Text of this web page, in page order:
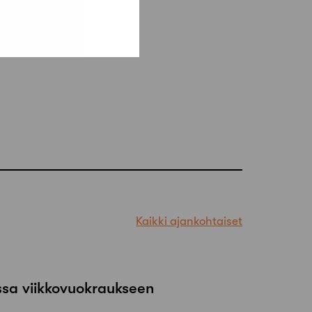
Kaikki ajankohtaiset
viikkovuokraukseen